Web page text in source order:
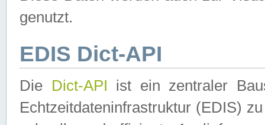
genutzt.
EDIS Dict-API
Die Dict-API ist ein zentraler
Echtzeitdateninfrastruktur (EDIS)